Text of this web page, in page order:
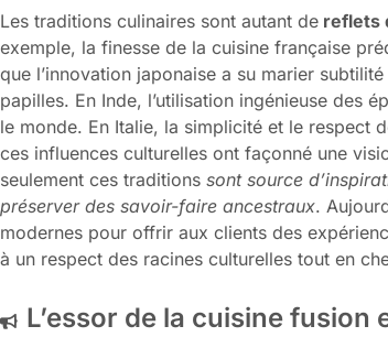
Les traditions culinaires sont autant de reflets
exemple, la finesse de la cuisine française
que l’innovation japonaise a su marier
papilles. En Inde, l’utilisation ingénieuse des
le monde. En Italie, la simplicité et le respect
ces influences culturelles ont façonné une
seulement ces traditions sont source
préserver des savoir-faire ancestraux.
modernes pour offrir aux clients des
à un respect des racines culturelles tout en
L’essor de la cuisine fusion